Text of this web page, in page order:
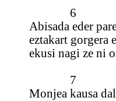
6
Abisada eder
eztakart gorgera
ekusi nagi ze ni
7
Monjea kausa